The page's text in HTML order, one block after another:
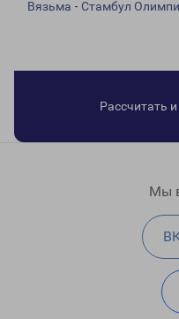
Вязьма - Стамбул
Рассчитать
Мы